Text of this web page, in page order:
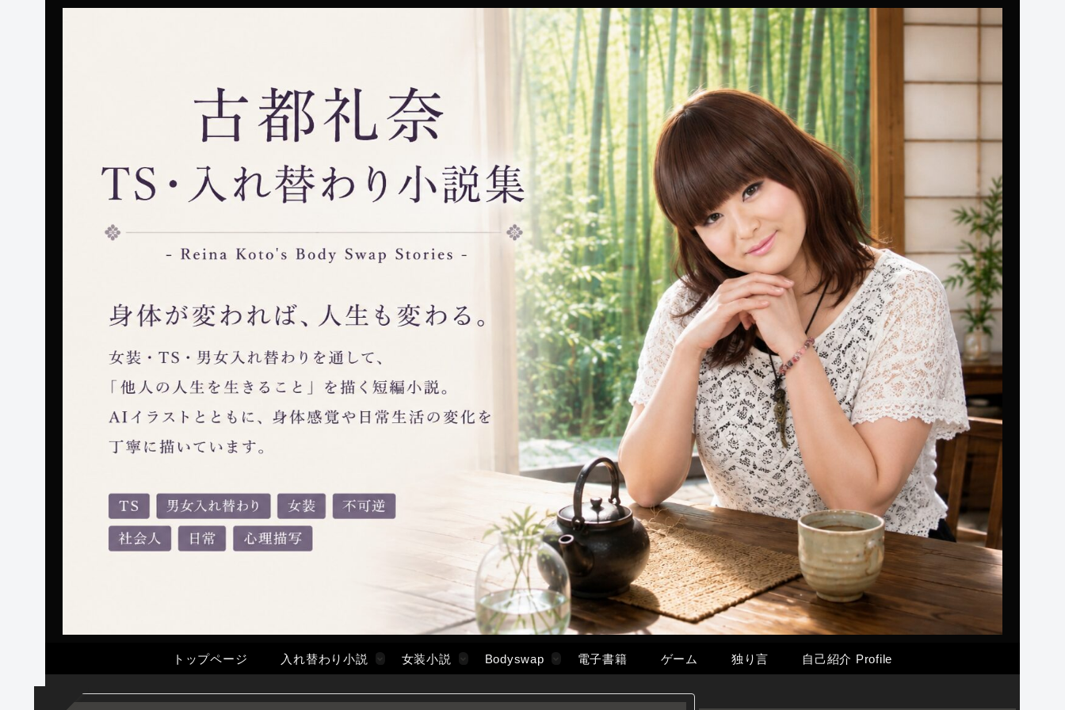
トップページ 入れ替わり小説 女装小説 Bodyswap 電子書籍 ゲーム 独り言 自己紹介 Profile